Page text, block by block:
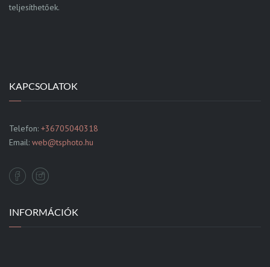
teljesíthetőek.
KAPCSOLATOK
Telefon: +36705040318
Email: web@tsphoto.hu
INFORMÁCIÓK